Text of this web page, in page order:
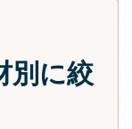
別に絞